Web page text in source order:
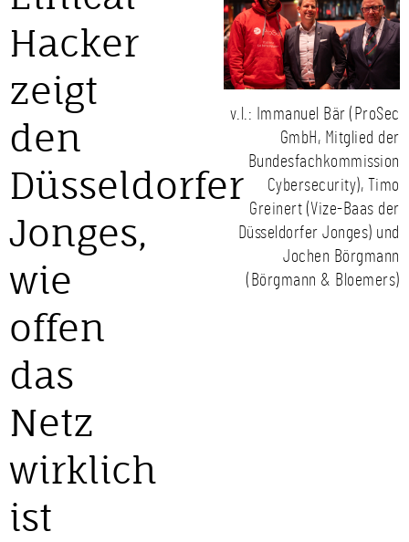
Hacker
zeigt
den
Düsseldorfer
Jonges,
wie
offen
das
Netz
wirklich
ist
v.l.: Immanuel Bär (ProSec
GmbH, Mitglied der
Bundesfachkommission
Cybersecurity), Timo
Greinert (Vize-Baas der
Düsseldorfer Jonges) und
Jochen Börgmann
(Börgmann & Bloemers)